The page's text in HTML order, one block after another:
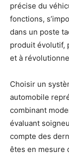
précise du
fonctions,
dans un poste
produit évolutif,
et à
Choisir un
automobile
combinant
évaluant
compte des
êtes en mesure